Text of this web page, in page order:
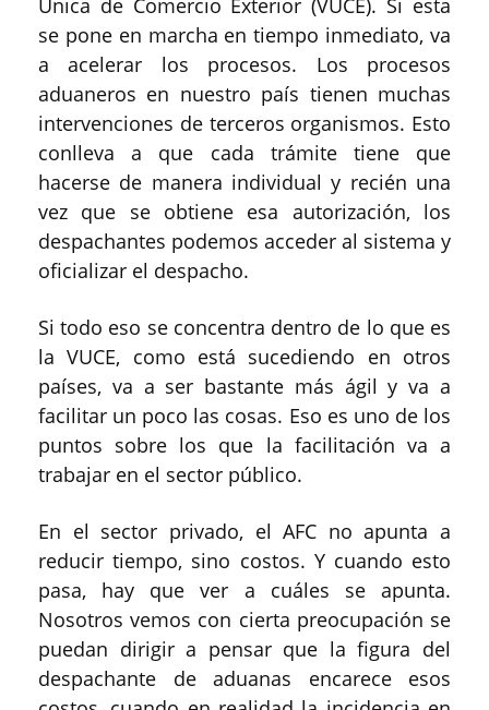
se pone en marcha en tiempo inmediato, va
a acelerar los procesos. Los procesos
aduaneros en nuestro país tienen muchas
intervenciones de terceros organismos. Esto
conlleva a que cada trámite tiene que
hacerse de manera individual y recién una
vez que se obtiene esa autorización, los
despachantes podemos acceder al sistema y
oficializar el despacho.
Si todo eso se concentra dentro de lo que es
la VUCE, como está sucediendo en otros
países, va a ser bastante más ágil y va a
facilitar un poco las cosas. Eso es uno de los
puntos sobre los que la facilitación va a
trabajar en el sector público.
En el sector privado, el AFC no apunta a
reducir tiempo, sino costos. Y cuando esto
pasa, hay que ver a cuáles se apunta.
Nosotros vemos con cierta preocupación se
puedan dirigir a pensar que la figura del
despachante de aduanas encarece esos